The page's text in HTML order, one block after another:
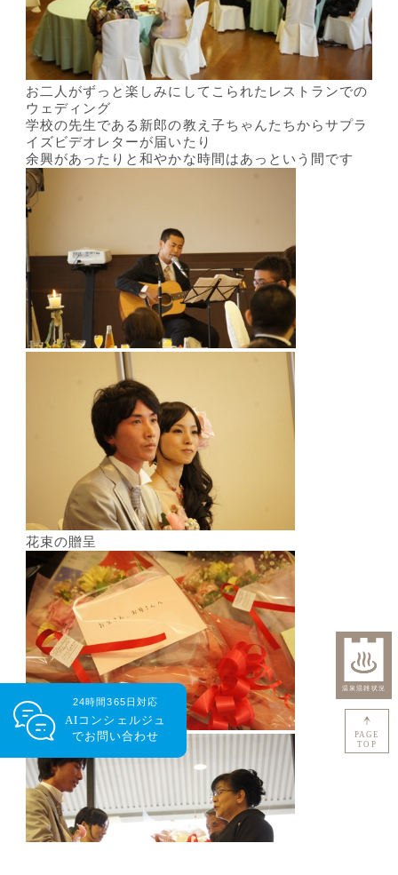
お二人がずっと楽しみにしてこられたレストランでの
ウェディング
学校の先生である新郎の教え子ちゃんたちからサプラ
イズビデオレターが届いたり
余興があったりと和やかな時間はあっという間です
花束の贈呈
PAGE
TOP
24時間365日対応
AIコンシェルジュ
でお問い合わせ